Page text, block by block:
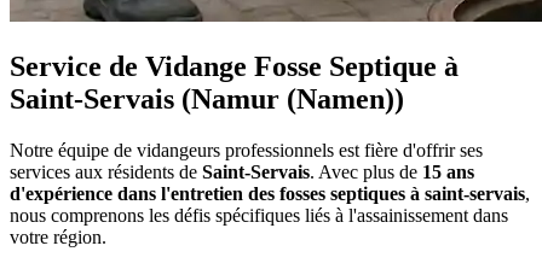
Service de Vidange Fosse Septique à
Saint-Servais (Namur (Namen))
Notre équipe de vidangeurs professionnels est fière d'offrir ses
services aux résidents de Saint-Servais. Avec plus de 15 ans
d'expérience dans l'entretien des fosses septiques à saint-servais,
nous comprenons les défis spécifiques liés à l'assainissement dans
votre région.